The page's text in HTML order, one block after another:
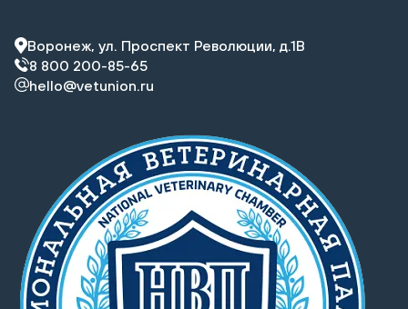
Воронеж, ул. Проспект Революции, д.1В
8 800 200-85-65
hello@vetunion.ru